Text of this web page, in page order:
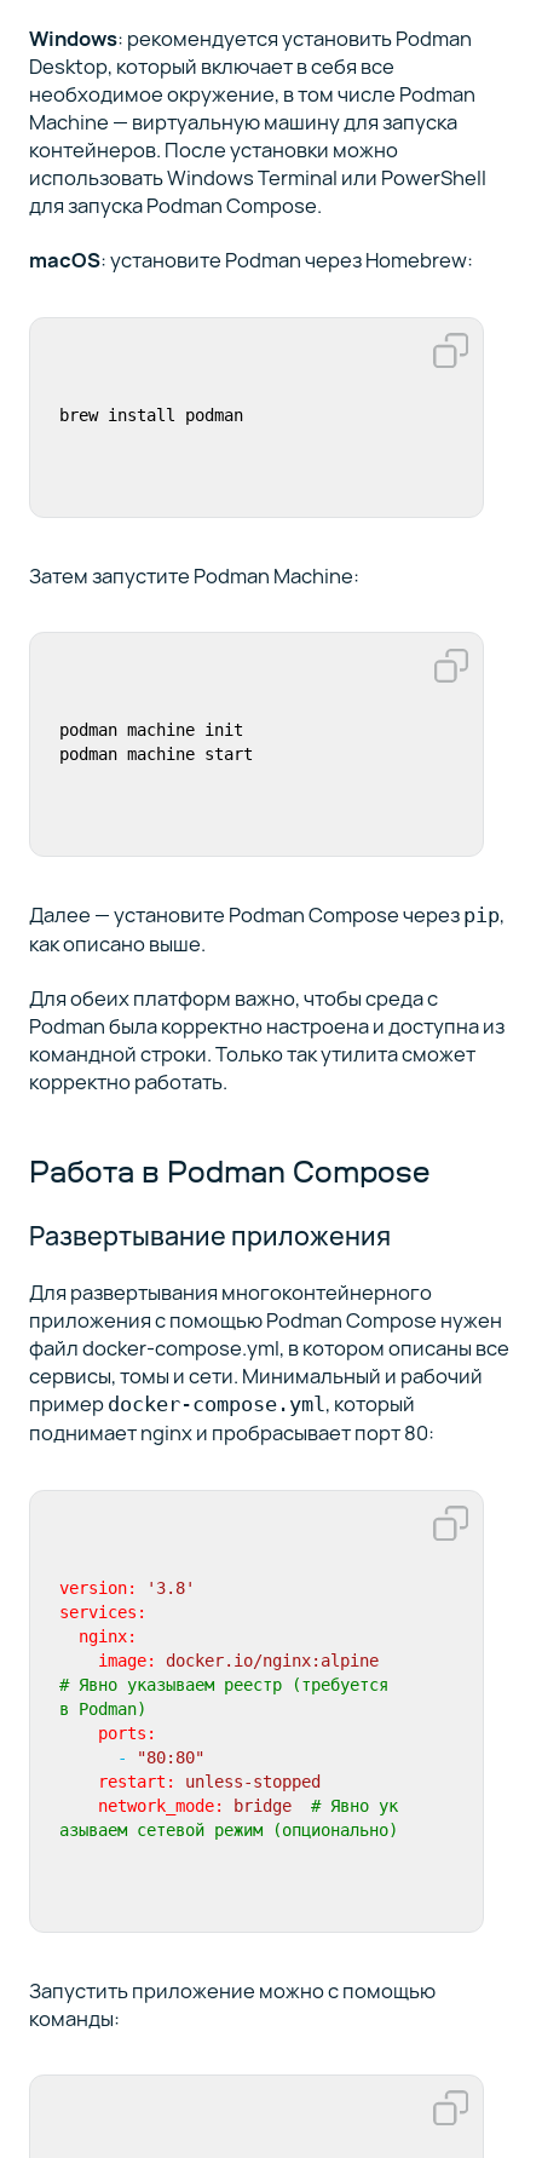
Windows: рекомендуется установить Podman
Desktop, который включает в себя все
необходимое окружение, в том числе Podman
Machine — виртуальную машину для запуска
контейнеров. После установки можно
использовать Windows Terminal или PowerShell
для запуска Podman Compose.
macOS: установите Podman через Homebrew:
brew install podman
Затем запустите Podman Machine:
podman machine init
podman machine start
Далее — установите Podman Compose через pip,
как описано выше.
Для обеих платформ важно, чтобы среда с
Podman была корректно настроена и доступна из
командной строки. Только так утилита сможет
корректно работать.
Работа в Podman Compose
Развертывание приложения
Для развертывания многоконтейнерного
приложения с помощью Podman Compose нужен
файл docker-compose.yml, в котором описаны все
сервисы, томы и сети. Минимальный и рабочий
пример docker-compose.yml , который
поднимает nginx и пробрасывает порт 80:
version:
'3.8'
services:
nginx:
image:
docker.io/nginx:alpine
# Явно указываем реестр (требуется
в Podman)
ports:
-
"80:80"
restart:
unless-stopped
network_mode:
bridge
# Явно ук
азываем сетевой режим (опционально)
Запустить приложение можно с помощью
команды: